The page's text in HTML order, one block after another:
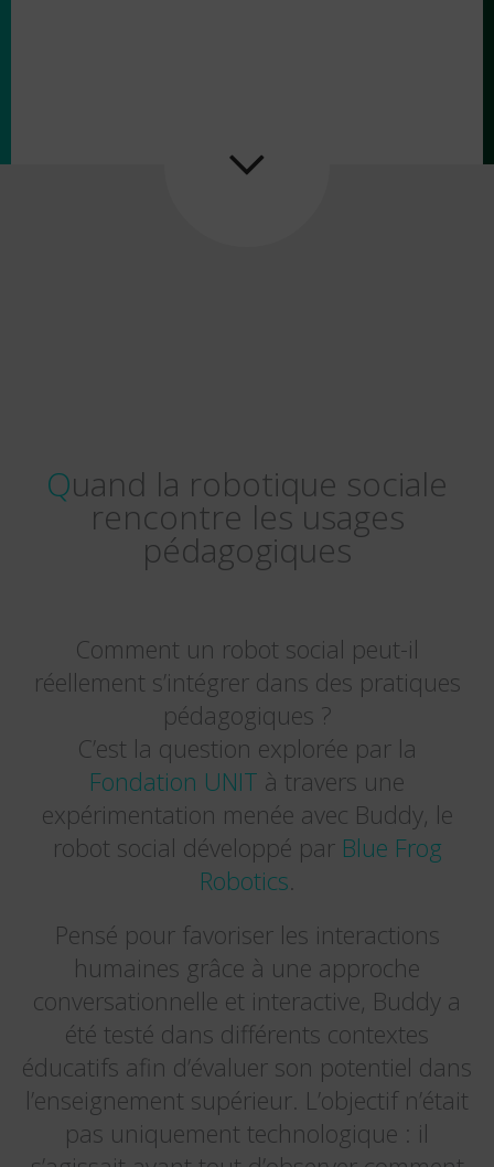

Quand la robotique sociale
rencontre les usages
pédagogiques
Comment un robot social peut-il
réellement s’intégrer dans des pratiques
pédagogiques ?
C’est la question explorée par la
Fondation UNIT à travers une
expérimentation menée avec Buddy, le
robot social développé par Blue Frog
Robotics.
Pensé pour favoriser les interactions
humaines grâce à une approche
conversationnelle et interactive, Buddy a
été testé dans différents contextes
éducatifs afin d’évaluer son potentiel dans
l’enseignement supérieur. L’objectif n’était
pas uniquement technologique : il